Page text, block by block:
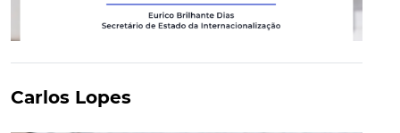
Carlos Lopes